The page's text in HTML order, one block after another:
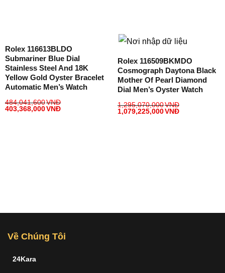
Rolex 116613BLDO
Submariner Blue Dial
Stainless Steel And 18K
Yellow Gold Oyster Bracelet
Automatic Men’s Watch
484,041,600VNĐ
403,368,000VNĐ
Rolex 116509BKMDO
Cosmograph Daytona Black
Mother Of Pearl Diamond
Dial Men’s Oyster Watch
1,295,070,000VNĐ
1,079,225,000VNĐ
Về Chúng Tôi
24Kara